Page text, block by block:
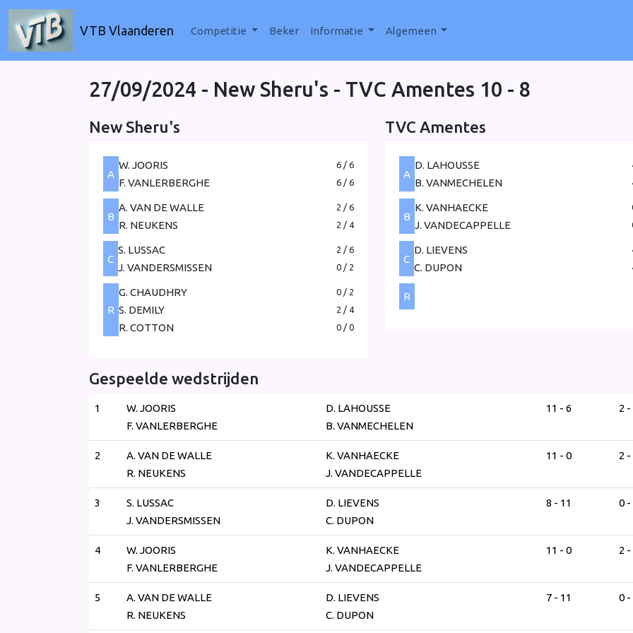
VTB Vlaanderen Competitie Beker Informatie Algemeen
27/09/2024 - New Sheru's - TVC Amentes 10 - 8
New Sheru's
A
W. JOORIS 6 / 6
F. VANLERBERGHE 6 / 6
B
A. VAN DE WALLE 2 / 6
R. NEUKENS 2 / 4
C
S. LUSSAC 2 / 6
J. VANDERSMISSEN 0 / 2
R
G. CHAUDHRY 0 / 2
S. DEMILY 2 / 4
R. COTTON 0 / 0
TVC Amentes
A
D. LAHOUSSE
B. VANMECHELEN
B
K. VANHAECKE
J. VANDECAPPELLE
C
D. LIEVENS
C. DUPON
R
Gespeelde wedstrijden
1
W. JOORIS
F. VANLERBERGHE
D. LAHOUSSE
B. VANMECHELEN
11 - 6 2 -
2
A. VAN DE WALLE
R. NEUKENS
K. VANHAECKE
J. VANDECAPPELLE
11 - 0 2 -
3
S. LUSSAC
J. VANDERSMISSEN
D. LIEVENS
C. DUPON
8 - 11 0 -
4
W. JOORIS
F. VANLERBERGHE
K. VANHAECKE
J. VANDECAPPELLE
11 - 0 2 -
5
A. VAN DE WALLE
R. NEUKENS
D. LIEVENS
C. DUPON
7 - 11 0 -